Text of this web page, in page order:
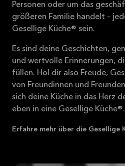
Personen oder um das
größeren Familie handelt –
Gesellige Küche® sein.
Es sind deine Geschichten,
und wertvolle Erinnerungen,
füllen. Hol dir also Freude,
von Freundinnen und
sich deine Küche in das Herz
eben in eine Gesellige Küche®.
Erfahre mehr über die Gesellige